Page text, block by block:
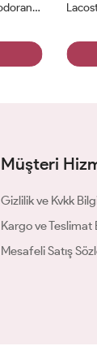
Christian Dior Sauvage Erkek Deodorant 200ml
Müşteri
Gizlilik ve Kvkk
Kargo ve Teslimat
Mesafeli Satış